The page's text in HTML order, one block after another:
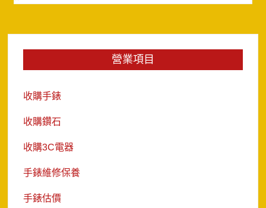
營業項目
收購手錶
收購鑽石
收購3C電器
手錶維修保養
手錶估價